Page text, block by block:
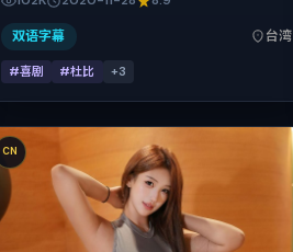
行，2020年贺岁档前后与观众见面，首映日
期 2020-11-28，正片时长128分钟。
双语字幕 台湾
#喜剧 #杜比 +3
CN